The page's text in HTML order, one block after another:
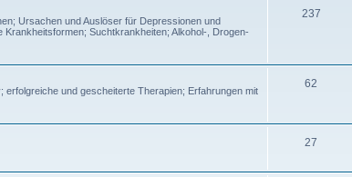
Ursachen und Auslöser für Depressionen und
Suchtkrankheiten; Alkohol-, Drogen-
237
und gescheiterte Therapien; Erfahrungen mit
62
27